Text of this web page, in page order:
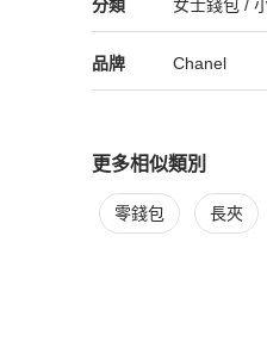
分類 女士錢包 /
女士錢包 /
品牌
Chanel 精品女士錢包 /
Chanel
Chanel 推薦清單
更多相似類別
更多Chanel 女士錢
零錢包 長夾